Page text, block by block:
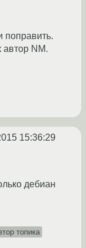
поправить.
автор NM.
15:36:29
дебиан
топика